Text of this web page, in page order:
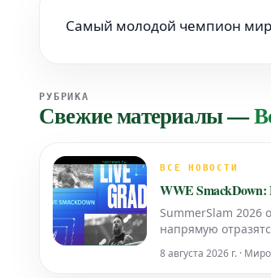
Самый молодой чемпион
РУБРИКА
Свежие материалы—
ВСЕ НОВОСТИ
WWE SmackDown:
SummerSlam 2026
напрямую
8 августа 2026 г. ·